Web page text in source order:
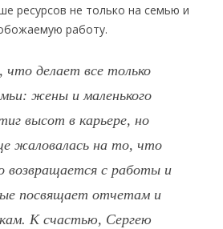
ресурсов не только на семью и
работу.
что делает все только
жены и маленького
высот в карьере, но
жаловалась на то, что
возвращается с работы и
посвящает отчетам и
К счастью, Сергею